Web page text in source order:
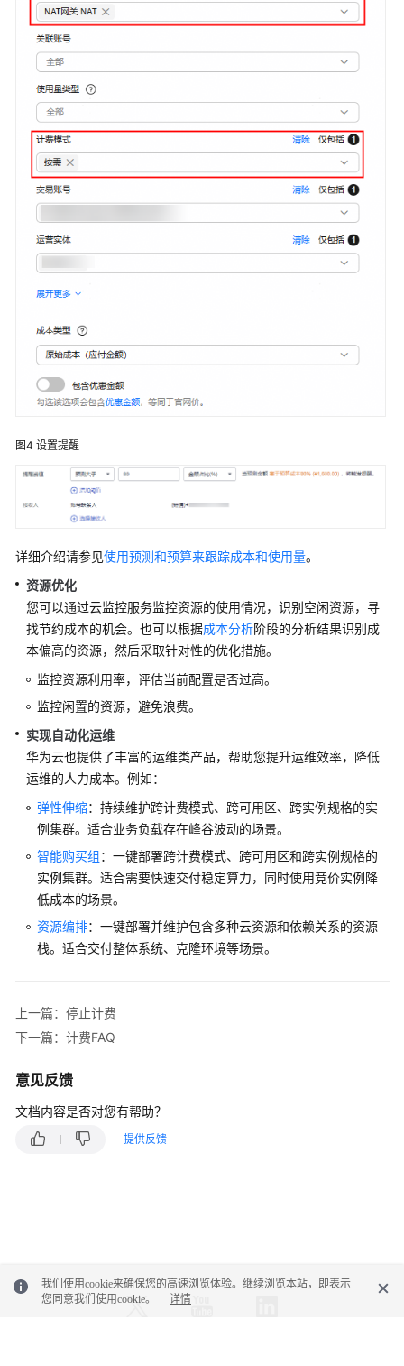
等
级
协
议
（SLA）
白
皮
书
资
源
支
持
区
系
权
限
图4 设置提醒
详细介绍请参见使用预测和预算来跟踪成本和使用量。
资源优化
您可以通过云监控服务监控资源的使用情况，识别空闲资源，寻
找节约成本的机会。也可以根据成本分析阶段的分析结果识别成
本偏高的资源，然后采取针对性的优化措施。
监控资源利用率，评估当前配置是否过高。
监控闲置的资源，避免浪费。
实现自动化运维
华为云也提供了丰富的运维类产品，帮助您提升运维效率，降低
运维的人力成本。例如：
弹性伸缩：持续维护跨计费模式、跨可用区、跨实例规格的实
例集群。适合业务负载存在峰谷波动的场景。
智能购买组：一键部署跨计费模式、跨可用区和跨实例规格的
实例集群。适合需要快速交付稳定算力，同时使用竞价实例降
低成本的场景。
资源编排：一键部署并维护包含多种云资源和依赖关系的资源
栈。适合交付整体系统、克隆环境等场景。
上一篇：停止计费
下一篇：计费FAQ
意见反馈
文档内容是否对您有帮助？
提供反馈
我们使用cookie来确保您的高速浏览体验。继续浏览本站，即表示
您同意我们使用cookie。
详情